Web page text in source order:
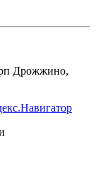
рп Дрожжино,